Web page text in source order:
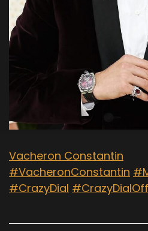
Vacheron Constantin
#VacheronConstantin
#CrazyDial